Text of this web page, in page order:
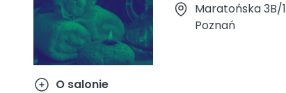
Maratońska 3B/1
Poznań
O salonie